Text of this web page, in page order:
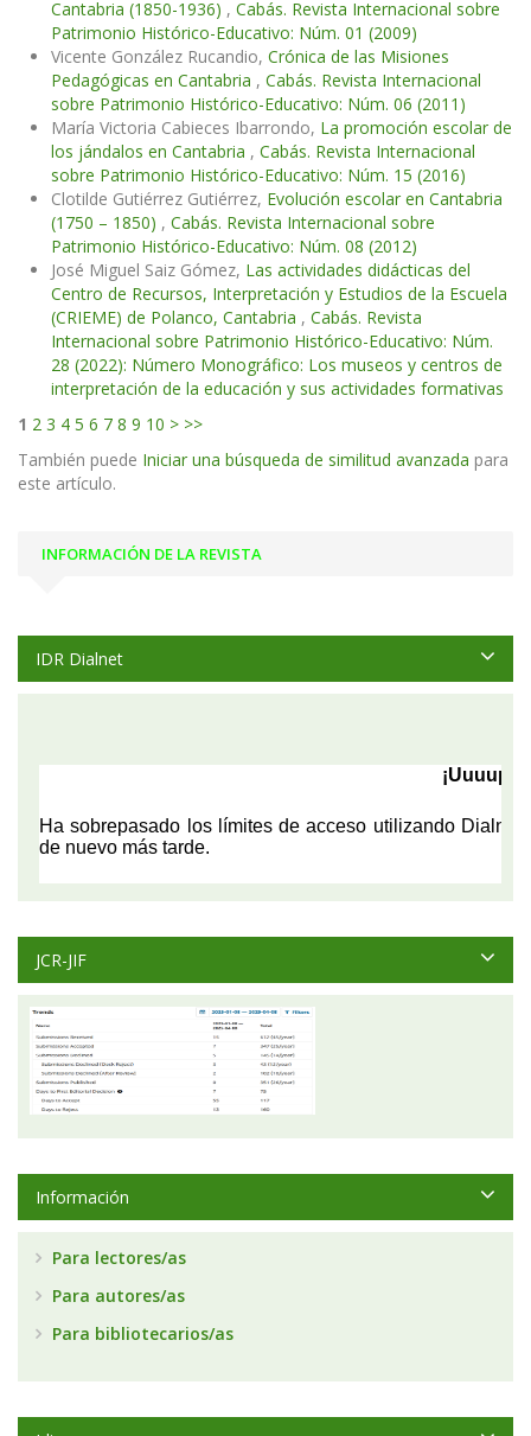
Cantabria (1850-1936) , Cabás. Revista Internacional sobre
Patrimonio Histórico-Educativo: Núm. 01 (2009)
Vicente González Rucandio, Crónica de las Misiones
Pedagógicas en Cantabria , Cabás. Revista Internacional
sobre Patrimonio Histórico-Educativo: Núm. 06 (2011)
María Victoria Cabieces Ibarrondo, La promoción escolar de
los jándalos en Cantabria , Cabás. Revista Internacional
sobre Patrimonio Histórico-Educativo: Núm. 15 (2016)
Clotilde Gutiérrez Gutiérrez, Evolución escolar en Cantabria
(1750 – 1850) , Cabás. Revista Internacional sobre
Patrimonio Histórico-Educativo: Núm. 08 (2012)
José Miguel Saiz Gómez, Las actividades didácticas del
Centro de Recursos, Interpretación y Estudios de la Escuela
(CRIEME) de Polanco, Cantabria , Cabás. Revista
Internacional sobre Patrimonio Histórico-Educativo: Núm.
28 (2022): Número Monográfico: Los museos y centros de
interpretación de la educación y sus actividades formativas
1 2 3 4 5 6 7 8 9 10 > >>
También puede Iniciar una búsqueda de similitud avanzada para
este artículo.
INFORMACIÓN DE LA REVISTA
IDR Dialnet
JCR-JIF
Información
Para lectores/as
Para autores/as
Para bibliotecarios/as